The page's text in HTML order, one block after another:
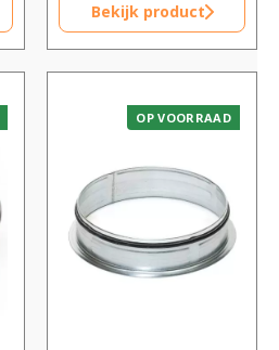
Bekijk product
OP VOORRAAD